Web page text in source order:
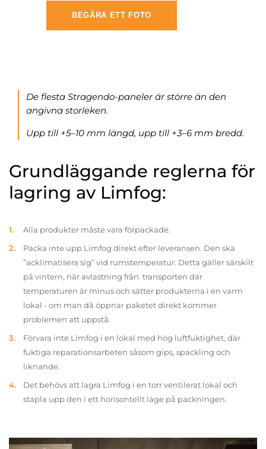
BEGÄRA ETT FOTO
De flesta Stragendo-paneler är större än den
angivna storleken.
Upp till +5–10 mm längd, upp till +3–6 mm bredd.
Grundläggande reglerna för
lagring av Limfog:
Alla produkter måste vara förpackade.
Packa inte upp Limfog direkt efter leveransen. Den ska
”acklimatisera sig” vid rumstemperatur. Detta gäller särskilt
på vintern, när avlastning från transporten där
temperaturen är minus och sätter produkterna i en varm
lokal - om man då öppnar paketet direkt kommer
problemen att uppstå.
Förvara inte Limfog i en lokal med hög luftfuktighet, där
fuktiga reparationsarbeten såsom gips, spackling och
liknande.
Det behövs att lagra Limfog i en torr ventilerat lokal och
stapla upp den i ett horisontellt läge på packningen.